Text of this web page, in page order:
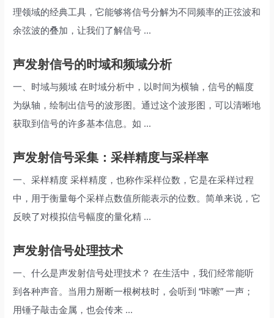
理领域的经典工具，它能够将信号分解为不同频率的正弦波和
余弦波的叠加，让我们了解信号 ...
声发射信号的时域和频域分析
一、时域与频域 在时域分析中，以时间为横轴，信号的幅度
为纵轴，绘制出信号的波形图。通过这个波形图，可以清晰地
获取到信号的许多基本信息。如 ...
声发射信号采集：采样精度与采样率
一、采样精度 采样精度，也称作采样位数，它是在采样过程
中，用于衡量每个采样点数值所能表示的位数。简单来说，它
反映了对模拟信号幅度的量化精 ...
声发射信号处理技术
一、什么是声发射信号处理技术？ 在生活中，我们经常能听
到各种声音。当用力掰断一根树枝时，会听到 “咔嚓” 一声；
用锤子敲击金属，也会传来 ...